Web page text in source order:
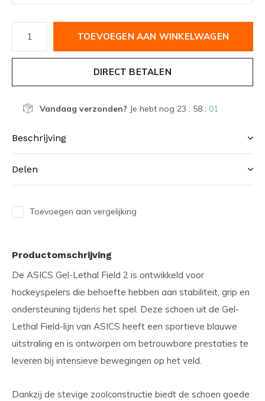
TOEVOEGEN AAN WINKELWAGEN
DIRECT BETALEN
Vandaag verzonden? Je hebt nog 23 : 58 : 00
Beschrijving
Delen
Toevoegen aan vergelijking
Productomschrijving
De ASICS Gel-Lethal Field 2 is ontwikkeld voor
hockeyspelers die behoefte hebben aan stabiliteit, grip en
ondersteuning tijdens het spel. Deze schoen uit de Gel-
Lethal Field-lijn van ASICS heeft een sportieve blauwe
uitstraling en is ontworpen om betrouwbare prestaties te
leveren bij intensieve bewegingen op het veld.
Dankzij de stevige zoolconstructie biedt de schoen goede